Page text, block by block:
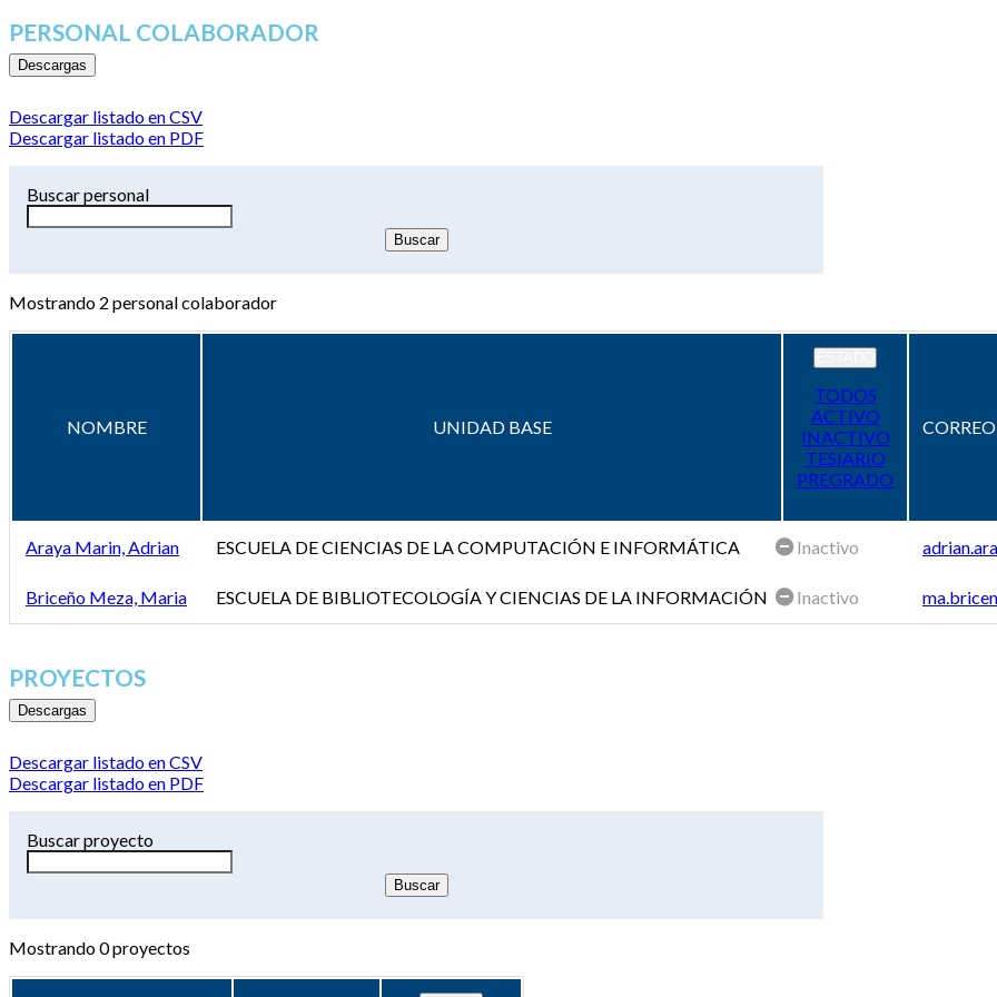
PERSONAL COLABORADOR
Descargas
Descargar listado en CSV
Descargar listado en PDF
Buscar personal
Mostrando 2 personal colaborador
NOMBRE UNIDAD BASE
TODOS
ACTIVO
INACTIVO
TESIARIO
PREGRADO
Araya Marin, Adrian ESCUELA DE CIENCIAS DE LA COMPUTACIÓN E INFORMÁTICA Inactivo
Briceño Meza, Maria ESCUELA DE BIBLIOTECOLOGÍA Y CIENCIAS DE LA INFORMACIÓN Inactivo
PROYECTOS
Descargas
Descargar listado en CSV
Descargar listado en PDF
Buscar proyecto
Mostrando0proyectos